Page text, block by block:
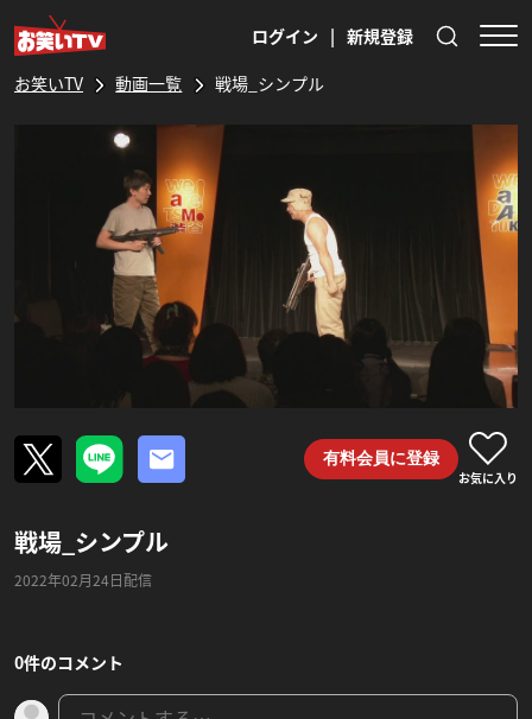
ログイン | 新規登録
お笑いTV 動画一覧 戦場_シンプル
有料会員に登録
お気に入り
戦場_シンプル
2022年02月24日配信
0件のコメント